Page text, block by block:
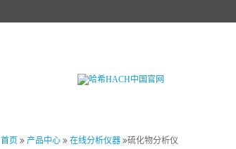
首页 产品中心 在线分析仪器 硫化物分析仪